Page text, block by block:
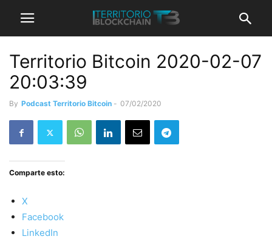
Territorio Bitcoin 2020-02-07
20:03:39
By Podcast Territorio Bitcoin - 07/02/2020
Comparte esto:
X
Facebook
LinkedIn